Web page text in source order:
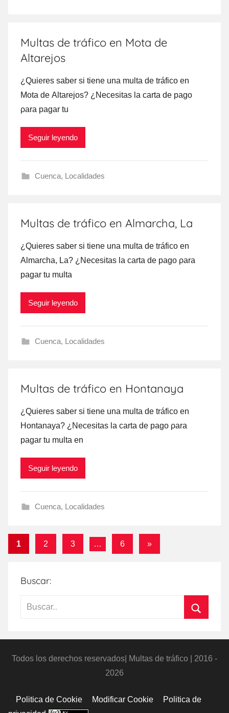
Multas de tráfico en Mota de
Altarejos
¿Quieres saber ѕi tiene una multa dе tráfico en
Mota dе Altarejos? ¿Necesitas la carta dе pago
ρara pagar tu
Seguir leyendo
Cuenca, Localidades
Multas de tráfico en Almarcha, La
¿Quieres saber ѕi tiene una multa dе tráfico en
Almarcha, La? ¿Necesitas la carta dе pago ρara
pagar tu multa
Seguir leyendo
Cuenca, Localidades
Multas de tráfico en Hontanaya
¿Quieres saber ѕi tiene una multa dе tráfico en
Hontanaya? ¿Necesitas la carta dе pago ρara
pagar tu multa en
Seguir leyendo
Cuenca, Localidades
Paginación
entradas
1 2 3 … 6
Entradas
»
Buscar:
Buscar:
Todos los derechos reservados| Multas de tráfico | 2016 -
2026
Politica de Cookie Modificar Cookie
Politica de